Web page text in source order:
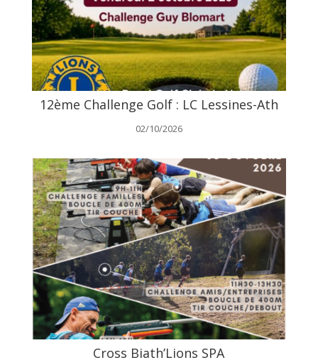
12ème Challenge Golf : LC Lessines-Ath
02/10/2026
Cross Biath’Lions SPA